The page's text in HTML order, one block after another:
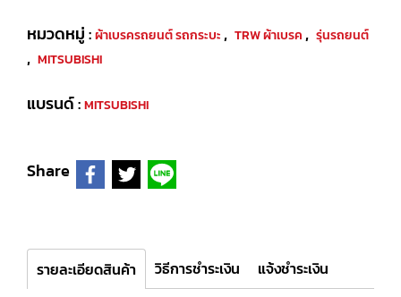
หมวดหมู่ :ผ้าเบรครถยนต์ รถกระบะ, TRW ผ้าเบรค, รุ่นรถยนต์
, MITSUBISHI
แบรนด์ :MITSUBISHI
Share
รายละเอียดสินค้า วิธีการชำระเงิน แจ้งชำระเงิน